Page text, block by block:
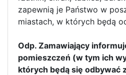
zapewnią je Państwo w
miastach, w których będą
Odp. Zamawiający
pomieszczeń (w tym ich
których będą się odbywać